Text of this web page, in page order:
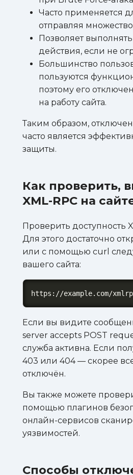
Часто применяется
отправляя
Позволяет
действия, если не
Большинство
пользуются
поэтому его
на работу сайта.
Таким образом,
часто является
защиты.
Как проверить,
XML-RPC на
Проверить доступность
Для этого достаточно
или с помощью curl
вашего сайта:
https://example.com/
Если вы видите
server accepts POST
служба активна. Если
403 или 404 — скорее
отключён.
Вы также можете
помощью плагинов
онлайн-сервисов
уязвимостей.
Способы